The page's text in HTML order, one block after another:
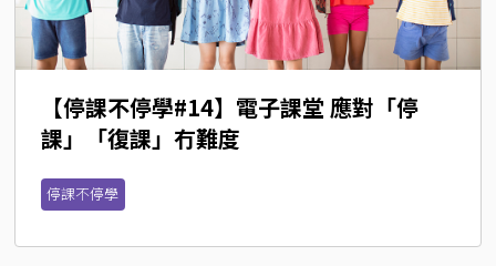
【停課不停學#14】電子課堂 應對「停
課」「復課」冇難度
停課不停學